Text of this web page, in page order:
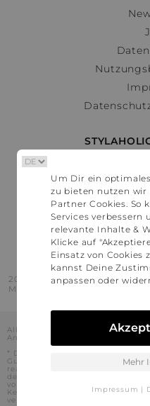
2016 - 2026 © Stylaholic.
Made for you with love in
Alle Preise inkl. der jeweils
Angaben ohne Gewähr.
* Die angezeigten Preise
Gutschein-Codes auf den Seiten
realisiert werden können.
der Gutschein-Codes durch und
vorkommen, dass die Gutscheine
Kenntnisstand bei dem
verwendet werden können.
Um Dir ein
zu bieten nutzen wir
Partner Cookies. So
Services verbessern
relevante Inhalte &
Klicke auf
Einsatz von Cookies
kannst Deine
anpassen oder
Mehr
Impressum |